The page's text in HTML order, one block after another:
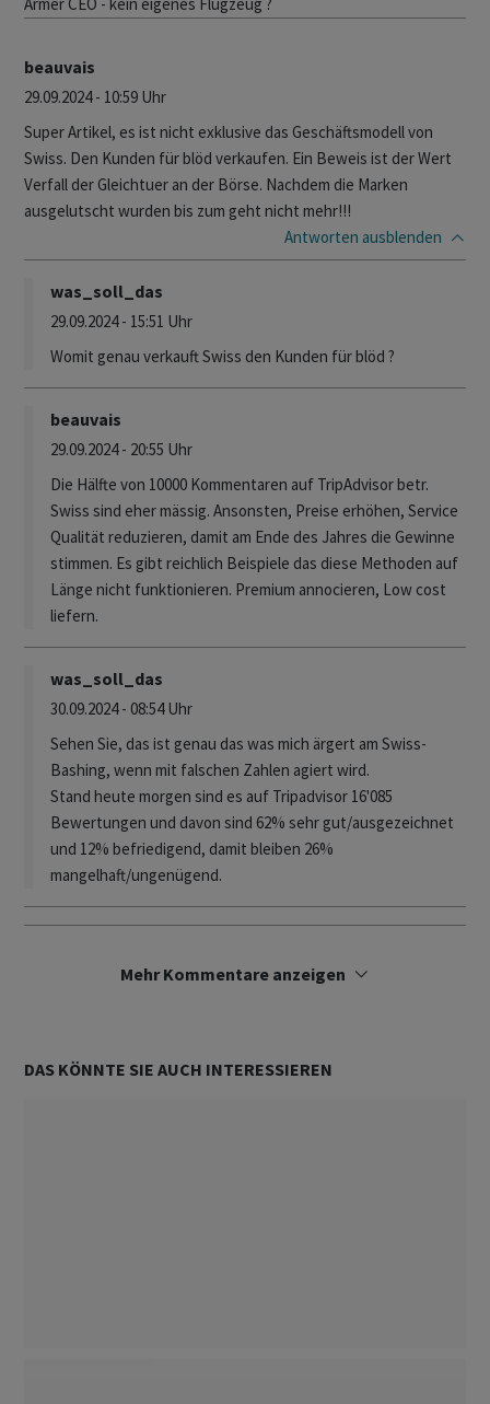
Armer CEO - kein eigenes Flugzeug ?
beauvais
29.09.2024 - 10:59 Uhr
Super Artikel, es ist nicht exklusive das Geschäftsmodell von
Swiss. Den Kunden für blöd verkaufen. Ein Beweis ist der Wert
Verfall der Gleichtuer an der Börse. Nachdem die Marken
ausgelutscht wurden bis zum geht nicht mehr!!!
Antworten ausblenden
was_soll_das
29.09.2024 - 15:51 Uhr
Womit genau verkauft Swiss den Kunden für blöd ?
beauvais
29.09.2024 - 20:55 Uhr
Die Hälfte von 10000 Kommentaren auf TripAdvisor betr.
Swiss sind eher mässig. Ansonsten, Preise erhöhen, Service
Qualität reduzieren, damit am Ende des Jahres die Gewinne
stimmen. Es gibt reichlich Beispiele das diese Methoden auf
Länge nicht funktionieren. Premium annocieren, Low cost
liefern.
was_soll_das
30.09.2024 - 08:54 Uhr
Sehen Sie, das ist genau das was mich ärgert am Swiss-
Bashing, wenn mit falschen Zahlen agiert wird.
Stand heute morgen sind es auf Tripadvisor 16'085
Bewertungen und davon sind 62% sehr gut/ausgezeichnet
und 12% befriedigend, damit bleiben 26%
mangelhaft/ungenügend.
Mehr Kommentare anzeigen
DAS KÖNNTE SIE AUCH INTERESSIEREN